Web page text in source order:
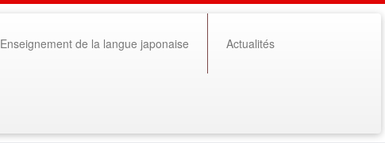
Enseignement de la langue japonaise Actualités